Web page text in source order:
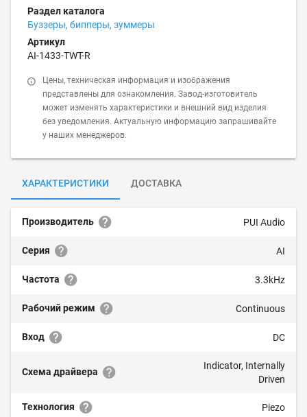
Раздел каталога
Буззеры, бипперы, зуммеры
Артикул
AI-1433-TWT-R
Цены, техническая информация и изображения
представлены для ознакомления. Завод-изготовитель
может изменять характеристики и внешний вид изделия
без уведомления. Актуальную информацию запрашивайте
у наших менеджеров.
ХАРАКТЕРИСТИКИ ДОСТАВКА
Производитель PUI Audio
Серия AI
Частота 3.3kHz
Рабочий режим Continuous
Вход DC
Схема драйвера
Indicator, Internally
Driven
Технология Piezo